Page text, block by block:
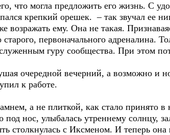
что могла предложить его жизнь. С
крепкий орешек. – так звучал ее
возражать ему. Она не такая.
старого, первоначального адреналина.
гуру сообщества. При этом
очередной вечерний, а возможно и
к работе.
а не плиткой, как стало принято
под нос, улыбалась утреннему солнцу,
столкнулась с Иксменом. И теперь она